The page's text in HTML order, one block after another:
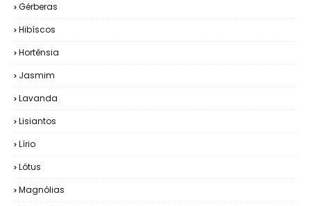
Gérberas
Hibíscos
Hortênsia
Jasmim
Lavanda
Lisiantos
Lírio
Lótus
Magnólias